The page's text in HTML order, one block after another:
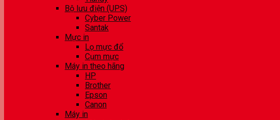
Bộ lưu điện (UPS)
Cyber Power
Santak
Mực in
Lọ mực đổ
Cụm mực
Máy in theo hãng
HP
Brother
Epson
Canon
Máy in